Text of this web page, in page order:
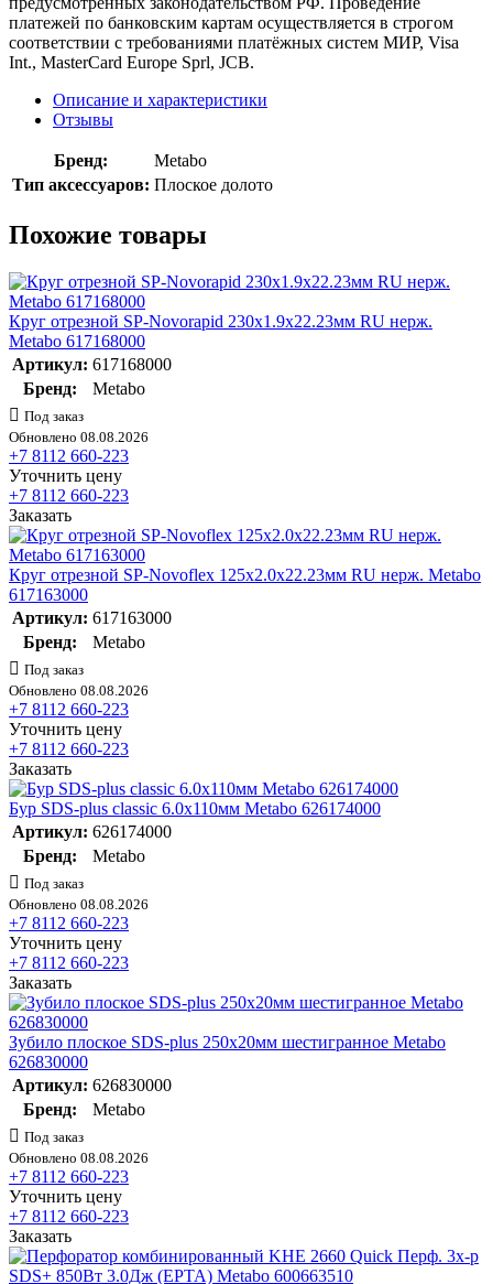
платежей по банковским картам осуществляется в строгом
соответствии с требованиями платёжных систем МИР, Visa
Int., MasterCard Europe Sprl, JCB.
Описание и характеристики
Отзывы
Бренд:
Metabo
Тип аксессуаров: Плоское долото
Похожие товары
Круг отрезной SP-Novorapid 230х1.9х22.23мм RU нерж.
Metabo 617168000
Артикул: 617168000
Бренд:
Metabo
Под заказ
Обновлено 08.08.2026
+7 8112 660-223
Уточнить цену
+7 8112 660-223
Заказать
Круг отрезной SP-Novoflex 125х2.0х22.23мм RU нерж. Metabo
617163000
Артикул: 617163000
Бренд:
Metabo
Под заказ
Обновлено 08.08.2026
+7 8112 660-223
Уточнить цену
+7 8112 660-223
Заказать
Бур SDS-plus classic 6.0х110мм Metabo 626174000
Артикул: 626174000
Бренд:
Metabo
Под заказ
Обновлено 08.08.2026
+7 8112 660-223
Уточнить цену
+7 8112 660-223
Заказать
Зубило плоское SDS-plus 250х20мм шестигранное Metabo
626830000
Артикул: 626830000
Бренд:
Metabo
Под заказ
Обновлено 08.08.2026
+7 8112 660-223
Уточнить цену
+7 8112 660-223
Заказать